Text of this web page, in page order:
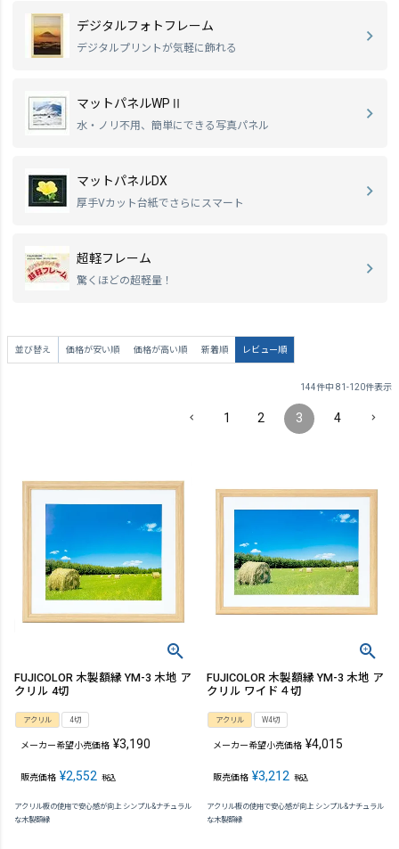
デジタルフォトフレーム
デジタルプリントが気軽に飾れる
マットパネルWPⅡ
水・ノリ不用、簡単にできる写真パネル
マットパネルDX
厚手Vカット台紙でさらにスマート
超軽フレーム
驚くほどの超軽量！
並び替え 価格が安い順 価格が高い順 新着順 レビュー順
144件中 81 -120件表示
1 2 3 4
FUJICOLOR 木製額縁 YM-3 木地 ア
クリル 4切
アクリル 4切
メーカー希望小売価格 ¥3,190
販売価格 ¥2,552 税込
アクリル板の使用で安心感が向上 シンプル&ナチュラル
な木製額縁
FUJICOLOR 木製額縁 YM-3 木地 ア
クリル ワイド４切
アクリル W4切
メーカー希望小売価格 ¥4,015
販売価格 ¥3,212 税込
アクリル板の使用で安心感が向上 シンプル&ナチュラル
な木製額縁